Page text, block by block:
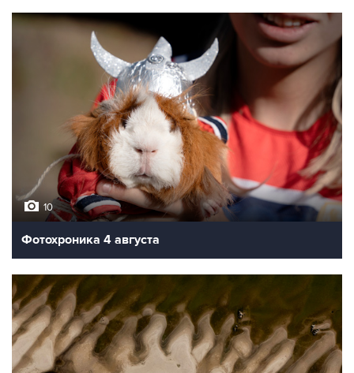
10
Фотохроника 4 августа